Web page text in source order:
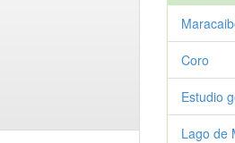
Coro
Estudio
Lago de